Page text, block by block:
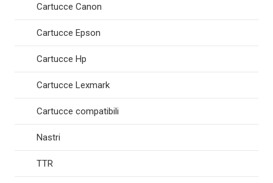
Cartucce Canon
Cartucce Epson
Cartucce Hp
Cartucce Lexmark
Cartucce compatibili
Nastri
TTR